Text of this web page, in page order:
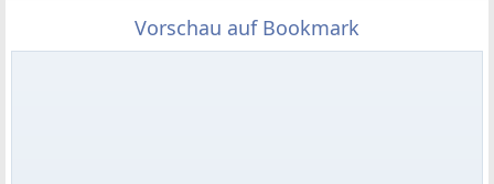
Vorschau auf Bookmark